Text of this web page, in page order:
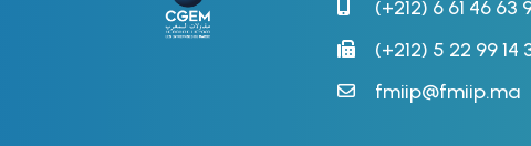
(+212) 6 61 46 63
(+212) 5 22 99 14
fmiip@fmiip.ma